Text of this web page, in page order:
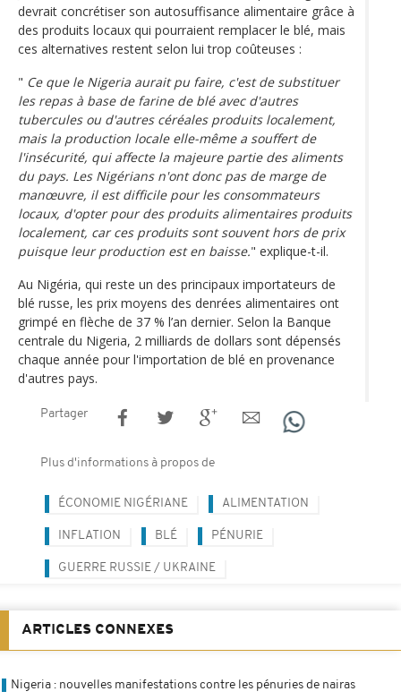
devrait concrétiser son autosuffisance alimentaire grâce à
des produits locaux qui pourraient remplacer le blé, mais
ces alternatives restent selon lui trop coûteuses :
" Ce que le Nigeria aurait pu faire, c'est de substituer
les repas à base de farine de blé avec d'autres
tubercules ou d'autres céréales produits localement,
mais la production locale elle-même a souffert de
l'insécurité, qui affecte la majeure partie des aliments
du pays. Les Nigérians n'ont donc pas de marge de
manœuvre, il est difficile pour les consommateurs
locaux, d'opter pour des produits alimentaires produits
localement, car ces produits sont souvent hors de prix
puisque leur production est en baisse." explique-t-il.
Au Nigéria, qui reste un des principaux importateurs de
blé russe, les prix moyens des denrées alimentaires ont
grimpé en flèche de 37 % l’an dernier. Selon la Banque
centrale du Nigeria, 2 milliards de dollars sont dépensés
chaque année pour l'importation de blé en provenance
d'autres pays.
Partager
Plus d'informations à propos de
ÉCONOMIE NIGÉRIANE ALIMENTATION
INFLATION BLÉ PÉNURIE
GUERRE RUSSIE / UKRAINE
ARTICLES CONNEXES
Nigeria : nouvelles manifestations contre les pénuries de nairas